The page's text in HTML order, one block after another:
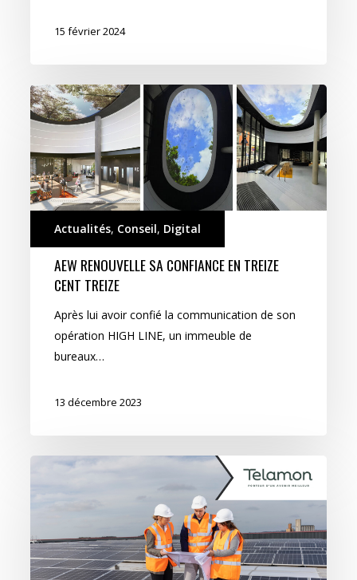
15 février 2024
AEW
renouvelle
sa
confiance
en
Treize
Actualités, Conseil, Digital
AEW RENOUVELLE SA CONFIANCE EN TREIZE
CENT TREIZE
Après lui avoir confié la communication de son
opération HIGH LINE, un immeuble de
bureaux…
13 décembre 2023